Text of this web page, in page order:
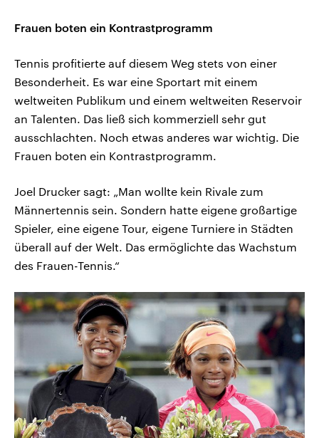
Frauen boten ein Kontrastprogramm
Tennis profitierte auf diesem Weg stets von einer
Besonderheit. Es war eine Sportart mit einem
weltweiten Publikum und einem weltweiten Reservoir
an Talenten. Das ließ sich kommerziell sehr gut
ausschlachten. Noch etwas anderes war wichtig. Die
Frauen boten ein Kontrastprogramm.
Joel Drucker sagt: „Man wollte kein Rivale zum
Männertennis sein. Sondern hatte eigene großartige
Spieler, eine eigene Tour, eigene Turniere in Städten
überall auf der Welt. Das ermöglichte das Wachstum
des Frauen-Tennis.“